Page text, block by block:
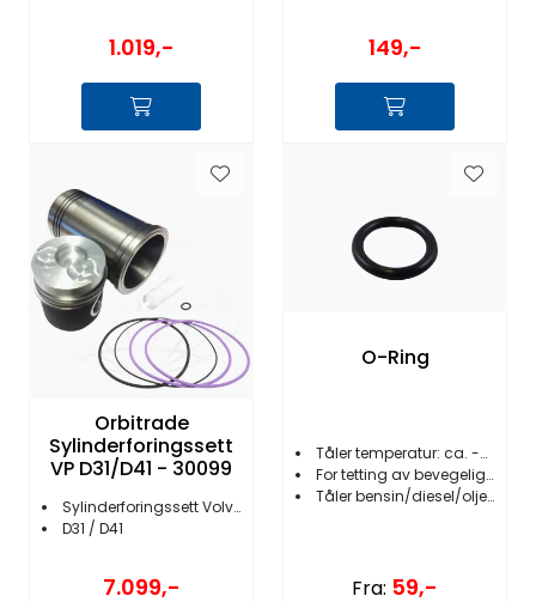
1.019,- 149,-
Orbitrade
Sylinderforingssett
VP D31/D41 - 30099
Sylinderforingssett Volvo Penta
D31 / D41
7.099,-
O-Ring
Tåler temperatur: ca. -35° C til ca. +120° C maks
For tetting av bevegelige og stillestående maskindeler
Tåler bensin/diesel/olje m.m.
Fra: 59,-